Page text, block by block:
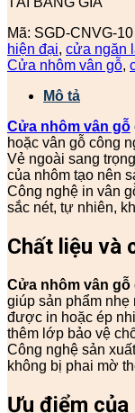
Mã: SGD-CNVG-10
hiện đại, cửa ngăn
Cửa nhôm vân gỗ,
Mô tả
Cửa nhôm vân gỗ
hoặc vân gỗ công
Vẻ ngoài sang
của nhôm tạo nên
Công nghệ in vân
sắc nét, tự nhiên,
Chất liệu và
Cửa nhôm vân gỗ
giúp sản phẩm
được in hoặc ép
thêm lớp bảo vệ
Công nghệ sản
không bị phai mờ
Ưu điểm